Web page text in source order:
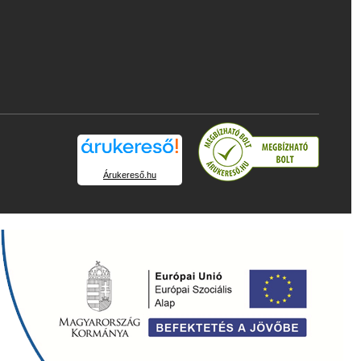
Árukereső.hu